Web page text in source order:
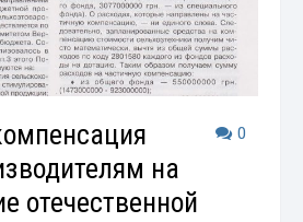
0
на
отечественной